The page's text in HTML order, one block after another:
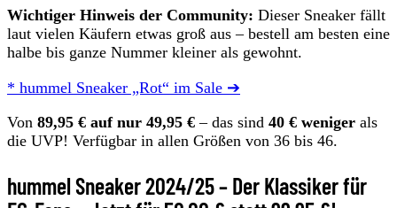
Wichtiger Hinweis der Community: Dieser Sneaker fällt
laut vielen Käufern etwas groß aus – bestell am besten eine
halbe bis ganze Nummer kleiner als gewohnt.
* hummel Sneaker „Rot“ im Sale ➔
Von 89,95 € auf nur 49,95 € – das sind 40 € weniger als
die UVP! Verfügbar in allen Größen von 36 bis 46.
hummel Sneaker 2024/25 – Der Klassiker für